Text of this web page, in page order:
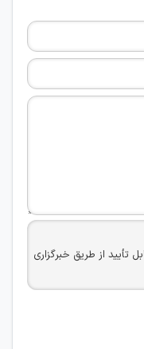
تأیید از طریق خبرگزاری
قصد مأیوس کردن